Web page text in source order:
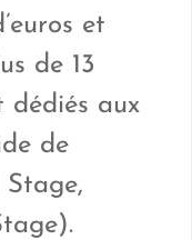
et
de 13
dédiés aux
de